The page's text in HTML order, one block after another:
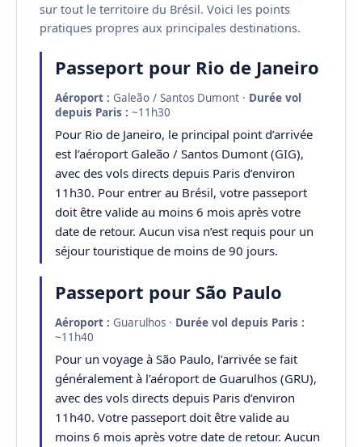
sur tout le territoire du Brésil. Voici les points
pratiques propres aux principales destinations.
Passeport pour Rio de Janeiro
Aéroport : Galeão / Santos Dumont · Durée vol
depuis Paris : ~11h30
Pour Rio de Janeiro, le principal point d’arrivée
est l’aéroport Galeão / Santos Dumont (GIG),
avec des vols directs depuis Paris d’environ
11h30. Pour entrer au Brésil, votre passeport
doit être valide au moins 6 mois après votre
date de retour. Aucun visa n’est requis pour un
séjour touristique de moins de 90 jours.
Passeport pour São Paulo
Aéroport : Guarulhos · Durée vol depuis Paris :
~11h40
Pour un voyage à São Paulo, l’arrivée se fait
généralement à l’aéroport de Guarulhos (GRU),
avec des vols directs depuis Paris d’environ
11h40. Votre passeport doit être valide au
moins 6 mois après votre date de retour. Aucun